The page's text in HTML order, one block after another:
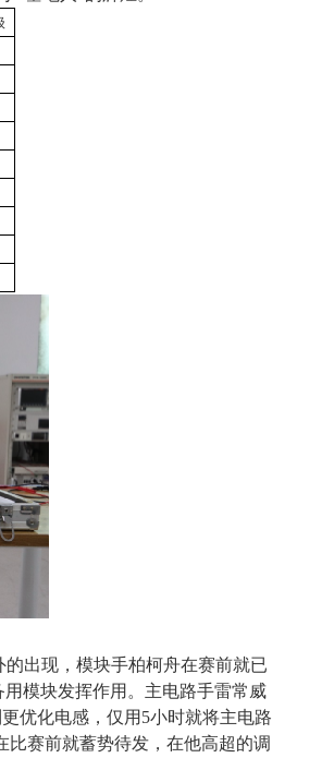
出现，模块手柏柯舟在赛前就已
模块发挥作用。主电路手雷常威
优化电感，仅用5小时就将主电路
比赛前就蓄势待发，在他高超的调